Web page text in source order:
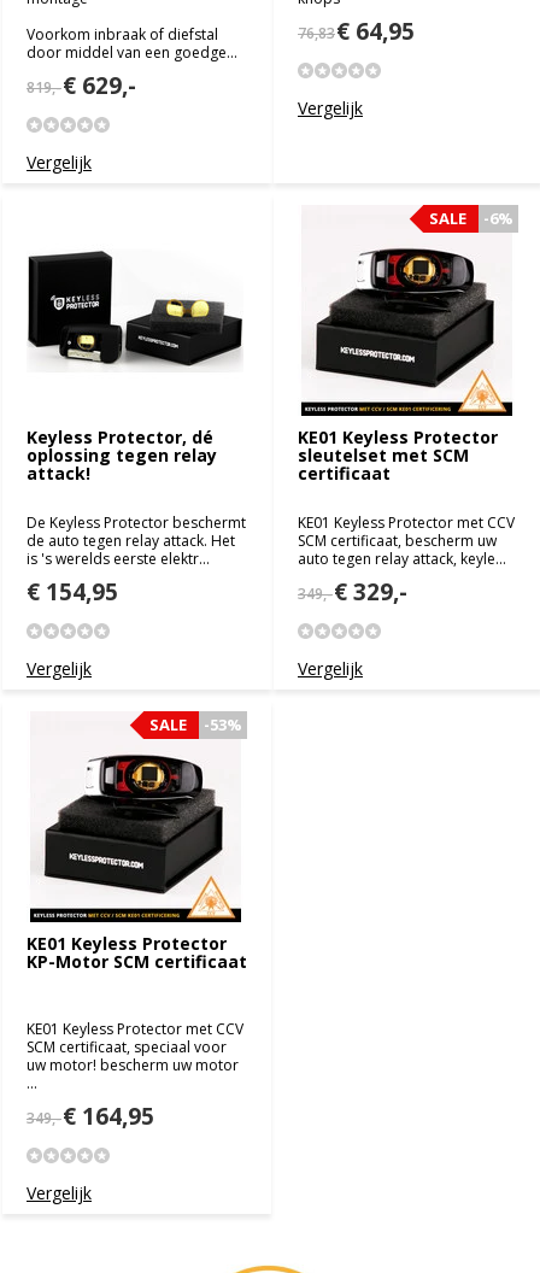
Voorkom inbraak of diefstal
door middel van een goedge...
819,-€ 629,-
Vergelijk
76,83€ 64,95
Vergelijk
Keyless Protector, dé
oplossing tegen relay
attack!
De Keyless Protector beschermt
de auto tegen relay attack. Het
is 's werelds eerste elektr...
€ 154,95
Vergelijk
KE01 Keyless Protector
sleutelset met SCM
certificaat
-6%
SALE
KE01 Keyless Protector met CCV
SCM certificaat, bescherm uw
auto tegen relay attack, keyle...
349,-€ 329,-
Vergelijk
KE01 Keyless Protector
KP-Motor SCM certificaat
-53%
SALE
KE01 Keyless Protector met CCV
SCM certificaat, speciaal voor
uw motor! bescherm uw motor
...
349,-€ 164,95
Vergelijk